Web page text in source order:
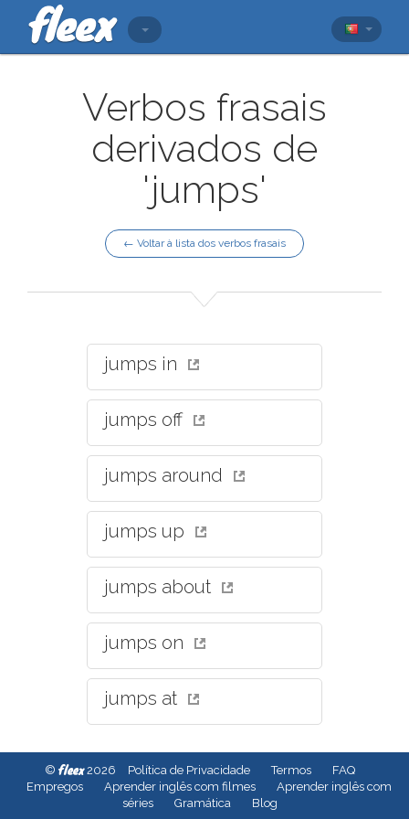
Verbos frasais
derivados de
'jumps'
← Voltar à lista dos verbos frasais
jumps in
jumps off
jumps around
jumps up
jumps about
jumps on
jumps at
© fleex2026 Política de Privacidade Termos
FAQ
Empregos
Aprender inglês com filmes
Aprender inglês com
séries
Gramática Blog